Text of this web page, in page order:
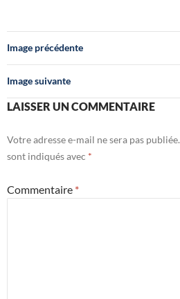
Image précédente
Image suivante
LAISSER UN COMMENTAIRE
Votre adresse e-mail ne sera pas publiée.
sont indiqués avec *
Commentaire *